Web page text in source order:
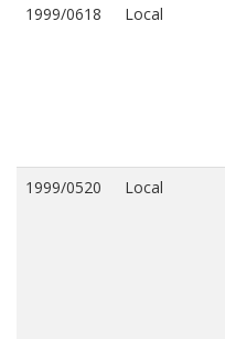
1999/0618 Local
1999/0520 Local